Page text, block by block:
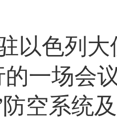
以色列大
的一场会
防空系统